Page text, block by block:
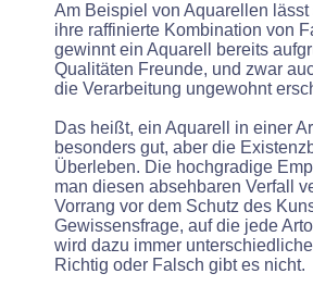
Am Beispiel von Aquarellen
ihre raffinierte Kombination von
gewinnt ein Aquarell bereits
Qualitäten Freunde, und zwar
die Verarbeitung ungewohnt
Das heißt, ein Aquarell in einer
besonders gut, aber die
Überleben. Die hochgradige
man diesen absehbaren Verfall
Vorrang vor dem Schutz des
Gewissensfrage, auf die jede
wird dazu immer
Richtig oder Falsch gibt es nicht.